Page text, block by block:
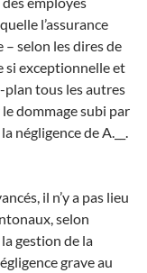
l’assurance
– selon les dires de
si exceptionnelle et
plan tous les autres
dommage subi par
de A.__.
il n’y a pas lieu
selon
gestion de la
grave au